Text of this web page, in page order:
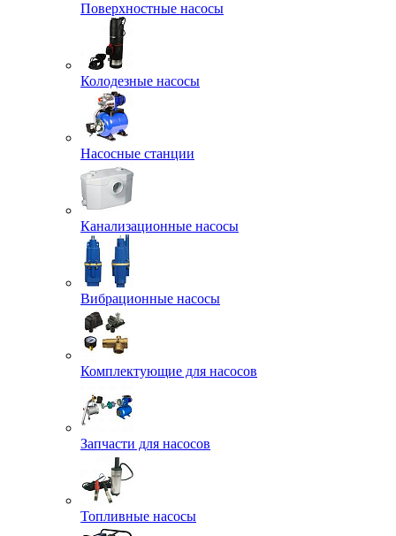
Поверхностные насосы
Колодезные насосы
Насосные станции
Канализационные насосы
Вибрационные насосы
Комплектующие для насосов
Запчасти для насосов
Топливные насосы